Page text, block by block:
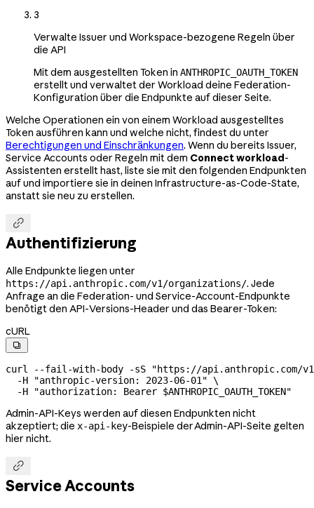
3
Verwalte Issuer und Workspace-bezogene Regeln über
die API
Mit dem ausgestellten Token in ANTHROPIC_OAUTH_TOKEN
erstellt und verwaltet der Workload deine Federation-
Konfiguration über die Endpunkte auf dieser Seite.
Welche Operationen ein von einem Workload ausgestelltes
Token ausführen kann und welche nicht, findest du unter
Berechtigungen und Einschränkungen. Wenn du bereits Issuer,
Service Accounts oder Regeln mit dem Connect workload-
Assistenten erstellt hast, liste sie mit den folgenden Endpunkten
auf und importiere sie in deinen Infrastructure-as-Code-State,
anstatt sie neu zu erstellen.

Authentifizierung
Alle Endpunkte liegen unter
https://api.anthropic.com/v1/organizations/. Jede
Anfrage an die Federation- und Service-Account-Endpunkte
benötigt den API-Versions-Header und das Bearer-Token:
cURL

curl --fail-with-body -sS "https://api.anthropic.com/
  -H
"anthropic-version: 2023-06-01" \
  -H
"authorization: Bearer $ANTHROPIC_OAUTH_TOKEN"
Admin-API-Keys werden auf diesen Endpunkten nicht
akzeptiert; die x-api-key-Beispiele der Admin-API-Seite gelten
hier nicht.

Service Accounts